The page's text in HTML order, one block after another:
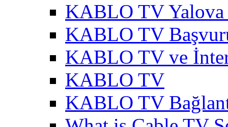
KABLO TV
KABLO TV
KABLO TV ve
KABLO TV
KABLO TV